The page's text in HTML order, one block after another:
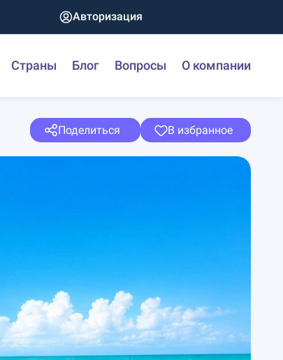
Авторизация
Страны Блог Вопросы О компании
Поделиться В избранное